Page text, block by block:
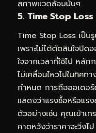
สภาพแวดล้อมนั้นๆ
5. Time Stop Loss
Time Stop Loss เป็น
เพราะไม่ได้ตัดสินใจปิด
ใจจากเวลาที่ใช้ไป หลั
ไม่เคลื่อนไหวไปในทิศท
กำหนด การถือออเดอร์
แสดงว่าแรงซื้อหรือแร
ตัวอย่างเช่น คุณเข้าเ
คาดหวังว่าราคาจะวิ่ง